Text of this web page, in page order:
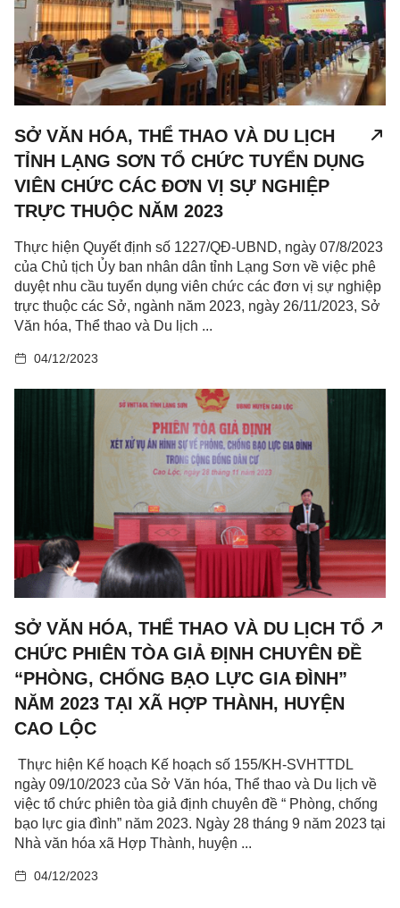
SỞ VĂN HÓA, THỂ THAO VÀ DU LỊCH
TỈNH LẠNG SƠN TỔ CHỨC TUYỂN DỤNG
VIÊN CHỨC CÁC ĐƠN VỊ SỰ NGHIỆP
TRỰC THUỘC NĂM 2023
Thực hiện Quyết định số 1227/QĐ-UBND, ngày 07/8/2023
của Chủ tịch Ủy ban nhân dân tỉnh Lạng Sơn về việc phê
duyệt nhu cầu tuyển dụng viên chức các đơn vị sự nghiệp
trực thuộc các Sở, ngành năm 2023, ngày 26/11/2023, Sở
Văn hóa, Thể thao và Du lịch ...
04/12/2023
SỞ VĂN HÓA, THỂ THAO VÀ DU LỊCH TỔ
CHỨC PHIÊN TÒA GIẢ ĐỊNH CHUYÊN ĐỀ
“PHÒNG, CHỐNG BẠO LỰC GIA ĐÌNH”
NĂM 2023 TẠI XÃ HỢP THÀNH, HUYỆN
CAO LỘC
Thực hiện Kế hoạch Kế hoạch số 155/KH-SVHTTDL
ngày 09/10/2023 của Sở Văn hóa, Thể thao và Du lịch về
việc tổ chức phiên tòa giả định chuyên đề “ Phòng, chống
bạo lực gia đình” năm 2023. Ngày 28 tháng 9 năm 2023 tại
Nhà văn hóa xã Hợp Thành, huyện ...
04/12/2023